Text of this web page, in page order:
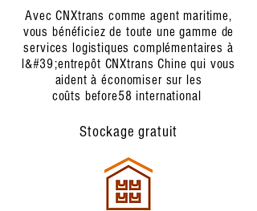
Avec CNXtrans comme agent maritime,
vous bénéficiez de toute une gamme de
services logistiques complémentaires à
l&#39;entrepôt CNXtrans Chine qui vous
aident à économiser sur les
coûts before58 international
Stockage gratuit